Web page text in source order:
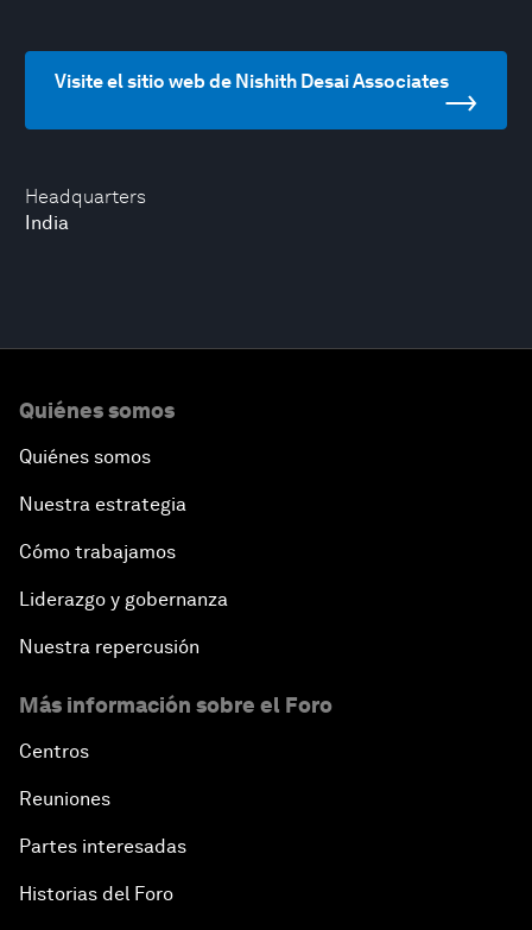
Headquarters
India
Visite el sitio web de Nishith Desai Associates
Quiénes somos
Quiénes somos
Nuestra estrategia
Cómo trabajamos
Liderazgo y gobernanza
Nuestra repercusión
Más información sobre el Foro
Centros
Reuniones
Partes interesadas
Historias del Foro